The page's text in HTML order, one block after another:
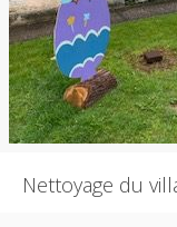
Nettoyage du